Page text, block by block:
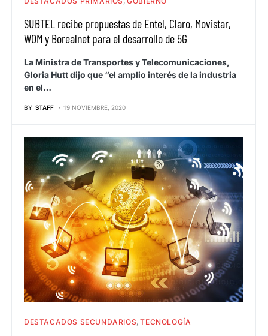
SUBTEL recibe propuestas de Entel, Claro, Movistar,
WOM y Borealnet para el desarrollo de 5G
La Ministra de Transportes y Telecomunicaciones,
Gloria Hutt dijo que “el amplio interés de la industria
en el…
BY STAFF 19 NOVIEMBRE, 2020
DESTACADOS SECUNDARIOS TECNOLOGÍA